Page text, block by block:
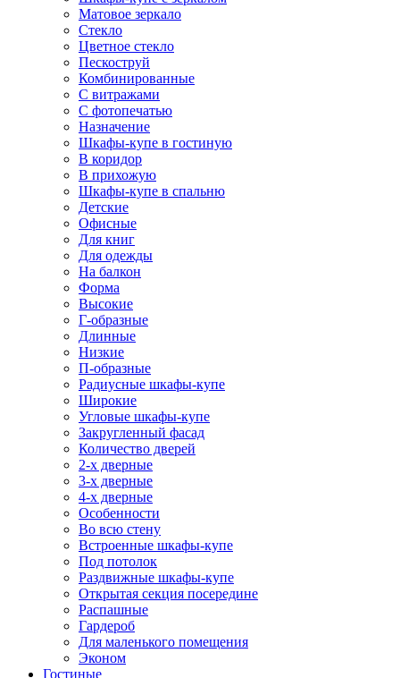
Матовое зеркало
Стекло
Цветное стекло
Пескоструй
Комбинированные
С витражами
С фотопечатью
Назначение
Шкафы-купе в гостиную
В коридор
В прихожую
Шкафы-купе в спальню
Детские
Офисные
Для книг
Для одежды
На балкон
Форма
Высокие
Г-образные
Длинные
Низкие
П-образные
Радиусные шкафы-купе
Широкие
Угловые шкафы-купе
Закругленный фасад
Количество дверей
2-х дверные
3-х дверные
4-х дверные
Особенности
Во всю стену
Встроенные шкафы-купе
Под потолок
Раздвижные шкафы-купе
Открытая секция посередине
Распашные
Гардероб
Для маленького помещения
Эконом
Гостиные